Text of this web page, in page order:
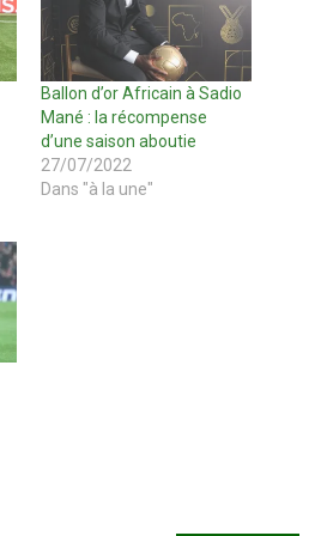
Ballon d’or Africain à Sadio
Mané : la récompense
d’une saison aboutie
27/07/2022
Dans "à la une"